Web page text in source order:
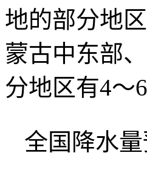
地的部分地
蒙古中东部
分地区有4～6
全国降水